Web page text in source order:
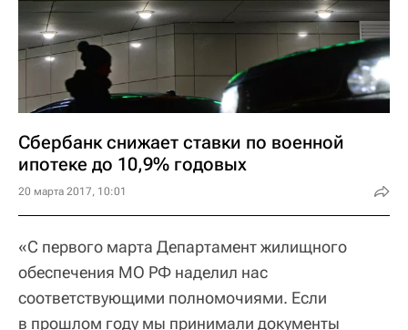
Сбербанк снижает ставки по военной
ипотеке до 10,9% годовых
20 марта 2017, 10:01
«С первого марта Департамент жилищного
обеспечения МО РФ наделил нас
соответствующими полномочиями. Если
в прошлом году мы принимали документы